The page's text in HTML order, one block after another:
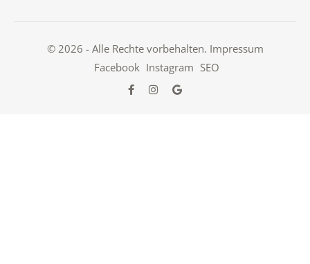
© 2026 - Alle Rechte vorbehalten. Impressum
Facebook Instagram SEO